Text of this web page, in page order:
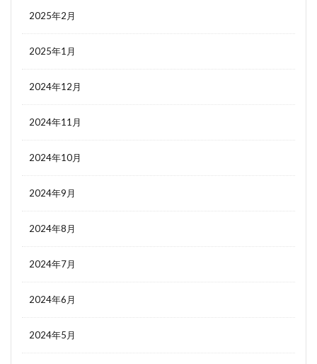
2025年2月
2025年1月
2024年12月
2024年11月
2024年10月
2024年9月
2024年8月
2024年7月
2024年6月
2024年5月